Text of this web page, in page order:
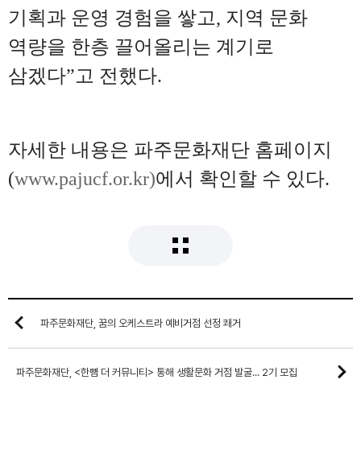
기획과 운영 경험을 쌓고, 지역 문화
역량을 한층 끌어올리는 계기로
삼겠다”고 전했다.
자세한 내용은 파주문화재단 홈페이지
(www.pajucf.or.kr)에서 확인할 수 있다.
파주문화재단, 꿈의 오케스트라 예비거점 선정 쾌거
파주문화재단, <한뼘 더 커뮤니티> 통해 생활문화 거점 발굴... 2기 모집